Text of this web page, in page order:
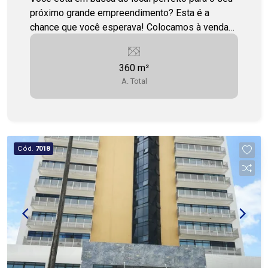
próximo grande empreendimento? Esta é a
chance que você esperava! Colocamos à venda
um excelente ponto comercial no coração do
bairro Siqueira Campos, em uma localização
simplesmente imbatível para o sucesso do seu
São 360m² de espaço, prontos para serem
corporativa ou qualquer outro projeto ambicioso.
Localização Estratégica e de Alto Fluxo: Situado
em uma rua com intenso fluxo de veículos e
pessoas. A visibilidade é garantida! Vizinhança
de Peso: Localizado ao lado do tradicional Posto
de Combustível São Cristóvão e próximo a
diversas agências bancárias, garantindo um
tráfego constante de potenciais clientes e uma
área de grande movimentação comercial. Acesso
360 m²
A. Total
Cód. 7018